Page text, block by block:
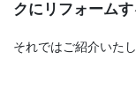
クにリフォーム
それではご紹介いたし